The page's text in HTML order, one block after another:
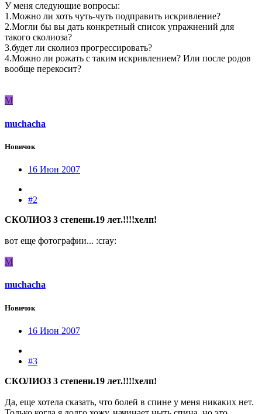
У меня следующие вопросы:
1.Можно ли хоть чуть-чуть подправить искривление?
2.Могли бы вы дать конкретный список упражнений для
такого сколиоза?
3.будет ли сколиоз прогрессировать?
4.Можно ли рожать с таким искривлением? Или после родов
вообще перекосит?
M
muchacha
Новичок
16 Июн 2007
#2
СКОЛИОЗ 3 степени.19 лет.!!!!хелп!
вот еще фотографии... :cray:
M
muchacha
Новичок
16 Июн 2007
#3
СКОЛИОЗ 3 степени.19 лет.!!!!хелп!
Да, еще хотела сказать, что болей в спине у меня никаких нет.